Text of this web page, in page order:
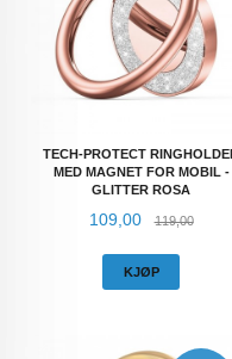
TECH-PROTECT
MED MAGNET FOR MOBIL -
GLITTER ROSA
Tilbud
109,00 119,00Rabatt
KJØP